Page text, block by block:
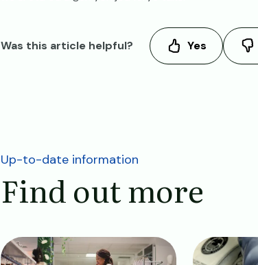
Was this article helpful? Yes
Up-to-date information
Find out more
Image Image